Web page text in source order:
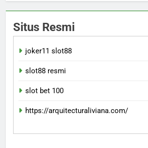
Situs Resmi
joker11 slot88
slot88 resmi
slot bet 100
https://arquitecturaliviana.com/